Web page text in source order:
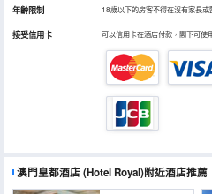
年齡限制 18歲以下的房客不得在沒有家長或
接受信用卡 可以信用卡在酒店付款，閣下可使
澳門皇都酒店(Hotel Royal)附近酒店推薦